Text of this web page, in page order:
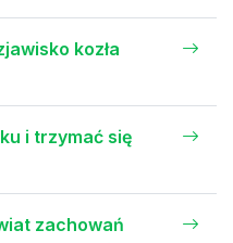
kozła
i trzymać się
zachowań